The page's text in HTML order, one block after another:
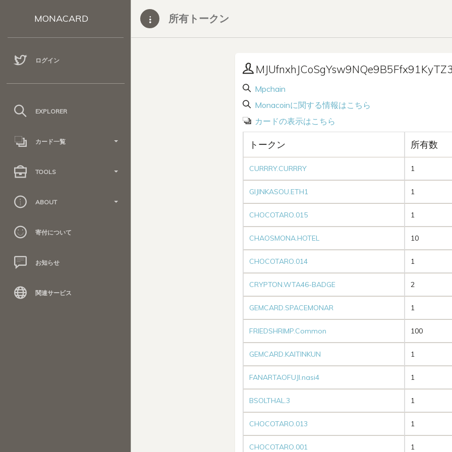
MONACARD
ログイン
EXPLORER
カード一覧
TOOLS
ABOUT
寄付について
お知らせ
関連サービス
所有トークン
Mpchain
Monacoinに関する情報はこちら
カードの表示はこちら
トークン 所有数
CURRRY.CURRRY 1
GIJINKASOU.ETH1 1
CHOCOTARO.015 1
CHAOSMONA.HOTEL 10
CHOCOTARO.014 1
CRYPTON.WTA46-BADGE 2
GEMCARD.SPACEMONAR 1
FRIEDSHRIMP.Common 100
GEMCARD.KAITINKUN 1
FANARTAOFUJI.nasi4 1
BSOLTHAL.3 1
CHOCOTARO.013 1
CHOCOTARO.001 1